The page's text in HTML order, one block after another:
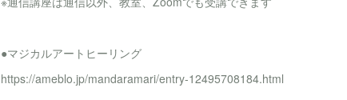
●マジカルアートヒーリング
https://ameblo.jp/mandaramari/entry-12495708184.html